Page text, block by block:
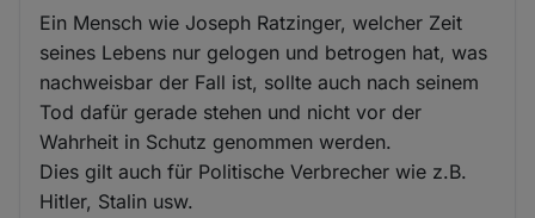
Ein Mensch wie Joseph Ratzinger, welcher Zeit
seines Lebens nur gelogen und betrogen hat, was
nachweisbar der Fall ist, sollte auch nach seinem
Tod dafür gerade stehen und nicht vor der
Wahrheit in Schutz genommen werden.
Dies gilt auch für Politische Verbrecher wie z.B.
Hitler, Stalin usw.